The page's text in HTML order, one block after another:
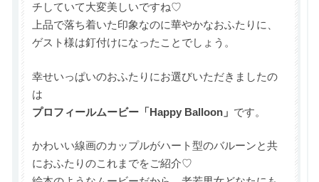
チしていて大変美しいですね♡
上品で落ち着いた印象なのに華やかなおふたりに、
ゲスト様は釘付けになったことでしょう。
幸せいっぱいのおふたりにお選びいただきましたの
は
プロフィールムービー「Happy Balloon」 です。
かわいい線画のカップルがハート型のバルーンと共
におふたりのこれまでをご紹介♡